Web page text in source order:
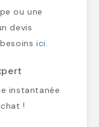
ou une
devis
ici.
instantanée
!